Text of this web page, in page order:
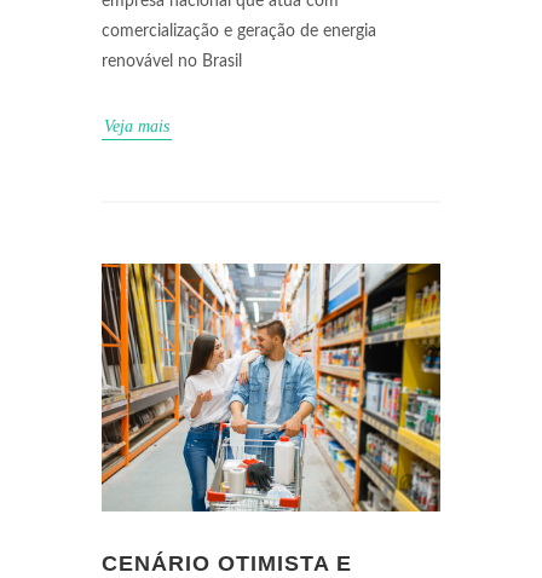
comercialização e geração de energia
renovável no Brasil
Veja mais
CENÁRIO OTIMISTA E